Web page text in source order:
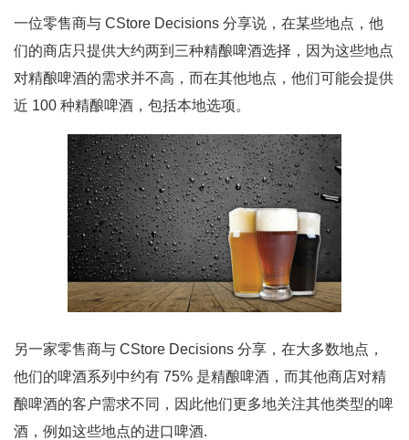
一位零售商与 CStore Decisions 分享说，在某些地点，他
们的商店只提供大约两到三种精酿啤酒选择，因为这些地点
对精酿啤酒的需求并不高，而在其他地点，他们可能会提供
近 100 种精酿啤酒，包括本地选项。
另一家零售商与 CStore Decisions 分享，在大多数地点，
他们的啤酒系列中约有 75% 是精酿啤酒，而其他商店对精
酿啤酒的客户需求不同，因此他们更多地关注其他类型的啤
酒，例如这些地点的进口啤酒.